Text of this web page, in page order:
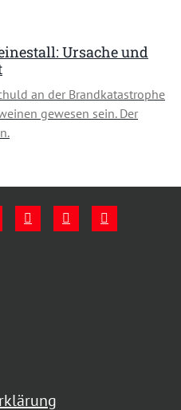
Ursache und
an der Brandkatastrophe
gewesen sein. Der